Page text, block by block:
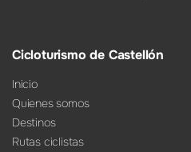
Cicloturismo de Castellón
Inicio
Quienes somos
Destinos
Rutas ciclistas